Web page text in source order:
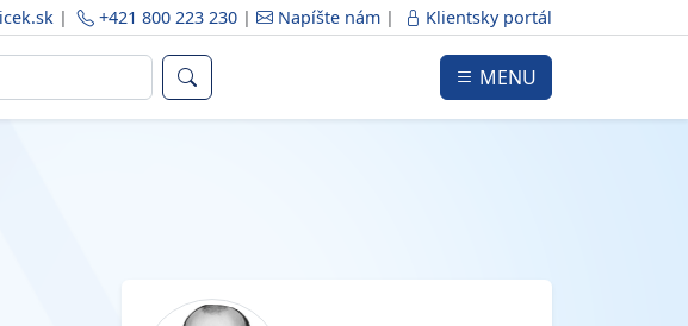
| +421 800 223 230 | Napíšte nám | Klientsky portál
MENU